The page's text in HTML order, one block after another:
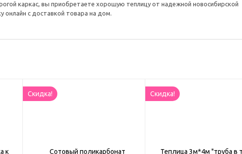
каркас, вы приобретаете хорошую теплицу от надежной новосибирской
онлайн с доставкой товара на дом.
интернет-магазине в Кургане
Вы можете оформить заказ и доставку теплицы на сайте или связаться с
55-95-95.
Скидка! Скидка!